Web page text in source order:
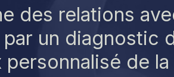
des relations
un diagnostic
personnalisé de la